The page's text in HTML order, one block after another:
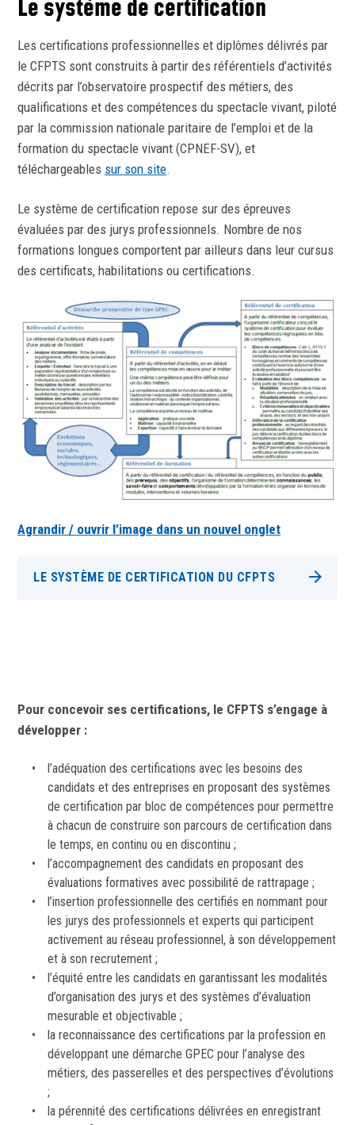
Les certifications professionnelles et diplômes délivrés par
le CFPTS sont construits à partir des référentiels d’activités
décrits par l’observatoire prospectif des métiers, des
qualifications et des compétences du spectacle vivant, piloté
par la commission nationale paritaire de l’emploi et de la
formation du spectacle vivant (CPNEF-SV), et
téléchargeables sur son site.
Le système de certification repose sur des épreuves
évaluées par des jurys professionnels. Nombre de nos
formations longues comportent par ailleurs dans leur cursus
des certificats, habilitations ou certifications.
Agrandir / ouvrir l’image dans un nouvel onglet
LE SYSTÈME DE CERTIFICATION DU CFPTS
Pour concevoir ses certifications, le CFPTS s’engage à
développer :
l’adéquation des certifications avec les besoins des
candidats et des entreprises en proposant des systèmes
de certification par bloc de compétences pour permettre
à chacun de construire son parcours de certification dans
le temps, en continu ou en discontinu ;
l’accompagnement des candidats en proposant des
évaluations formatives avec possibilité de rattrapage ;
l’insertion professionnelle des certifiés en nommant pour
les jurys des professionnels et experts qui participent
activement au réseau professionnel, à son développement
et à son recrutement ;
l’équité entre les candidats en garantissant les modalités
d’organisation des jurys et des systèmes d’évaluation
mesurable et objectivable ;
la reconnaissance des certifications par la profession en
développant une démarche GPEC pour l’analyse des
métiers, des passerelles et des perspectives d’évolutions
;
la pérennité des certifications délivrées en enregistrant